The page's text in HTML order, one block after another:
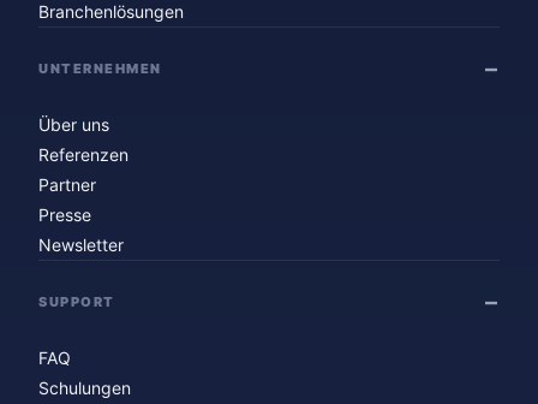
Branchenlösungen
UNTERNEHMEN
Über uns
Referenzen
Partner
Presse
Newsletter
SUPPORT
FAQ
Schulungen